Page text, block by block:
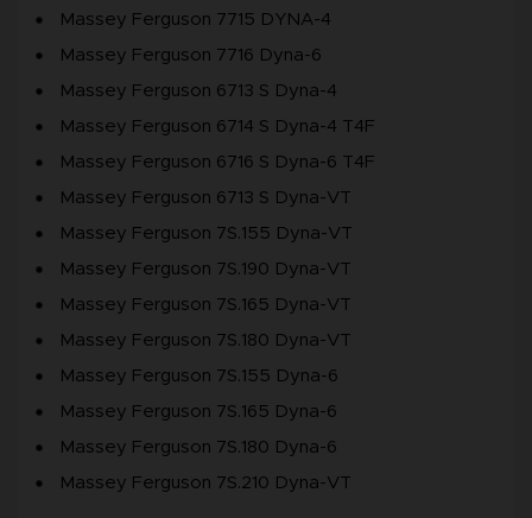
Massey Ferguson 7715 DYNA-4
Massey Ferguson 7716 Dyna-6
Massey Ferguson 6713 S Dyna-4
Massey Ferguson 6714 S Dyna-4 T4F
Massey Ferguson 6716 S Dyna-6 T4F
Massey Ferguson 6713 S Dyna-VT
Massey Ferguson 7S.155 Dyna-VT
Massey Ferguson 7S.190 Dyna-VT
Massey Ferguson 7S.165 Dyna-VT
Massey Ferguson 7S.180 Dyna-VT
Massey Ferguson 7S.155 Dyna-6
Massey Ferguson 7S.165 Dyna-6
Massey Ferguson 7S.180 Dyna-6
Massey Ferguson 7S.210 Dyna-VT